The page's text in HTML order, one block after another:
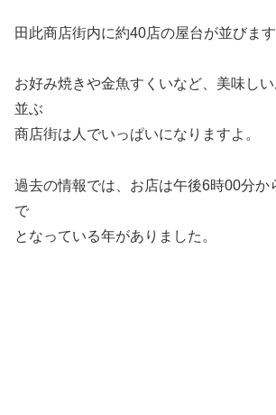
田此商店街内に約40店の屋台が並びます
お好み焼きや金魚すくいなど、美味し
並ぶ
商店街は人でいっぱいになりますよ。
過去の情報では、お店は午後6時00分か
で
となっている年がありました。